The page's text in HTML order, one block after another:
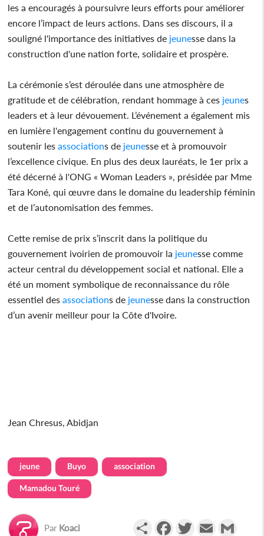
les a encouragés à poursuivre leurs efforts pour améliorer
encore l’impact de leurs actions. Dans ses discours, il a
souligné l'importance des initiatives de jeunesse dans la
construction d'une nation forte, solidaire et prospère.
La cérémonie s’est déroulée dans une atmosphère de
gratitude et de célébration, rendant hommage à ces jeunes
leaders et à leur dévouement. L’événement a également mis
en lumière l'engagement continu du gouvernement à
soutenir lesassociations de jeunesse et à promouvoir
l’excellence civique. En plus des deux lauréats, le 1er prix a
été décerné à l'ONG « Woman Leaders », présidée par Mme
Tara Koné, qui œuvre dans le domaine du leadership féminin
et de l’autonomisation des femmes.
Cette remise de prix s’inscrit dans la politique du
gouvernement ivoirien de promouvoir la jeunesse comme
acteur central du développement social et national. Elle a
été un moment symbolique de reconnaissance du rôle
essentiel desassociations de jeunesse dans la construction
d’un avenir meilleur pour la Côte d'Ivoire.
Jean Chresus, Abidjan
jeune Buyo association
Mamadou Touré
Par Koaci PartagerFacebookTwitterEmail